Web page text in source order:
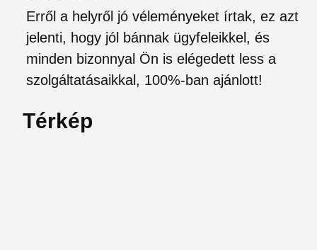
Erről a helyről jó véleményeket írtak, ez azt
jelenti, hogy jól bánnak ügyfeleikkel, és
minden bizonnyal Ön is elégedett less a
szolgáltatásaikkal, 100%-ban ajánlott!
Térkép